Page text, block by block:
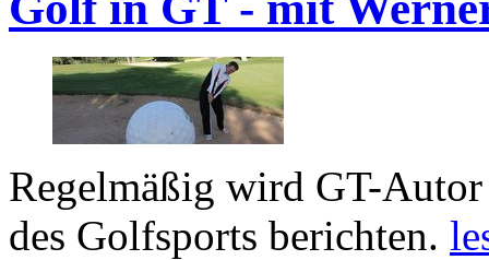
Regelmäßig wird GT-
des Golfsports berichten.